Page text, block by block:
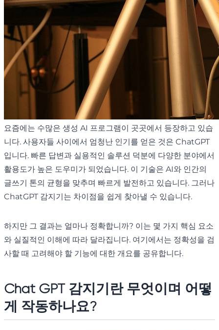
요즘에는 수많은 생성 AI 프로그램이 곳곳에서 등장하고 있습
니다. 사용자들 사이에서 엄청난 인기를 얻은 것은 ChatGPT
입니다. 빠른 답변과 실용적인 솔루션 덕분에 다양한 분야에서
활용도가 높은 도우미가 되었습니다. 이 기술은 AI와 인간의
글쓰기 톤의 균형을 맞추며 빠르게 발전하고 있습니다. 그러나
ChatGPT 감지기는 차이점을 쉽게 찾아낼 수 있습니다.
하지만 그 결과는 얼마나 정확합니까? 이는 몇 가지 핵심 요소
와 실질적인 이해에 따라 달라집니다. 여기에서는 정확성을 검
사할 때 고려해야 할 기능에 대한 개요를 공유합니다.
Chat GPT 감지기란 무엇이며 어떻
게 작동하나요?